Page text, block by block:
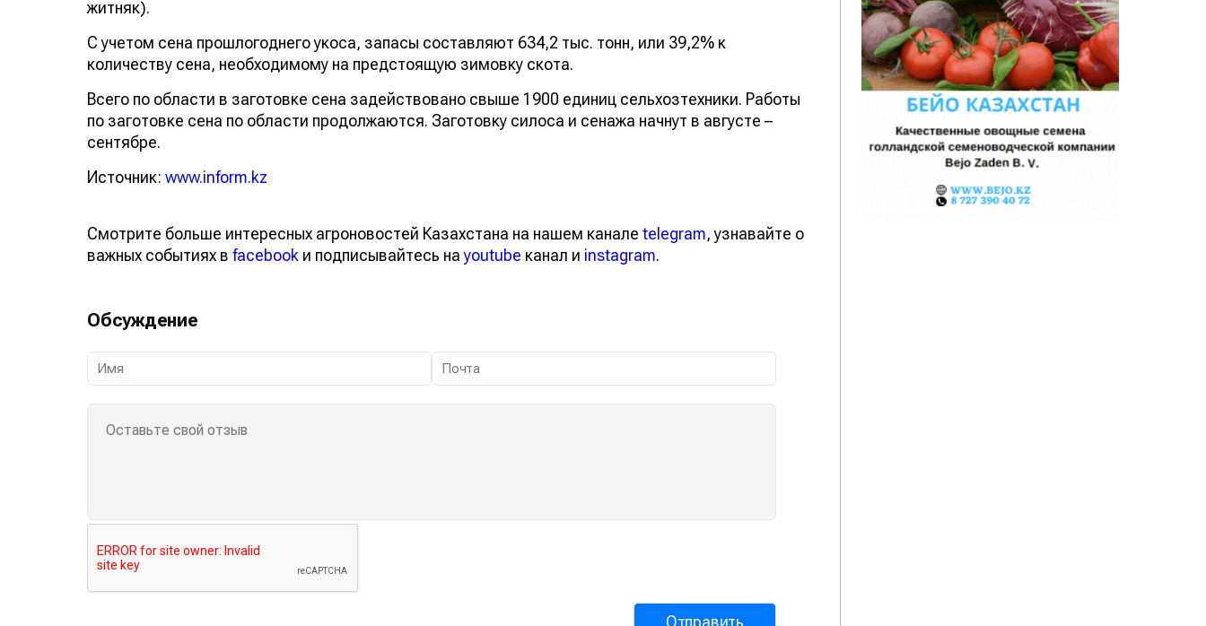
житняк).
С учетом сена прошлогоднего укоса, запасы составляют 634,2 тыс. тонн, или 39,2% к
количеству сена, необходимому на предстоящую зимовку скота.
Всего по области в заготовке сена задействовано свыше 1900 единиц сельхозтехники. Работы
по заготовке сена по области продолжаются. Заготовку силоса и сенажа начнут в августе –
сентябре.
Источник: www.inform.kz
Смотрите больше интересных агроновостей Казахстана на нашем канале telegram, узнавайте о
важных событиях в facebook и подписывайтесь наyoutube канал и instagram.
Обсуждение